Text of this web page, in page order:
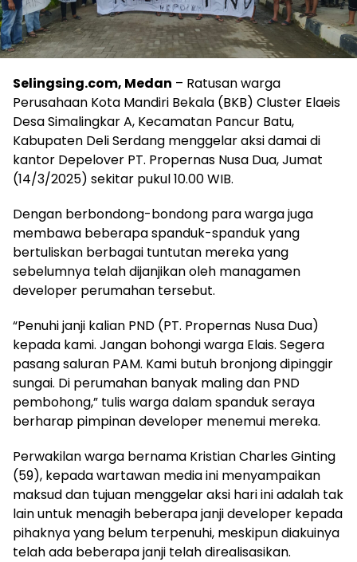
Selingsing.com, Medan – Ratusan warga
Perusahaan Kota Mandiri Bekala (BKB) Cluster Elaeis
Desa Simalingkar A, Kecamatan Pancur Batu,
Kabupaten Deli Serdang menggelar aksi damai di
kantor Depelover PT. Propernas Nusa Dua, Jumat
(14/3/2025) sekitar pukul 10.00 WIB.
Dengan berbondong-bondong para warga juga
membawa beberapa spanduk-spanduk yang
bertuliskan berbagai tuntutan mereka yang
sebelumnya telah dijanjikan oleh managamen
developer perumahan tersebut.
“Penuhi janji kalian PND (PT. Propernas Nusa Dua)
kepada kami. Jangan bohongi warga Elais. Segera
pasang saluran PAM. Kami butuh bronjong dipinggir
sungai. Di perumahan banyak maling dan PND
pembohong,” tulis warga dalam spanduk seraya
berharap pimpinan developer menemui mereka.
Perwakilan warga bernama Kristian Charles Ginting
(59), kepada wartawan media ini menyampaikan
maksud dan tujuan menggelar aksi hari ini adalah tak
lain untuk menagih beberapa janji developer kepada
pihaknya yang belum terpenuhi, meskipun diakuinya
telah ada beberapa janji telah direalisasikan.